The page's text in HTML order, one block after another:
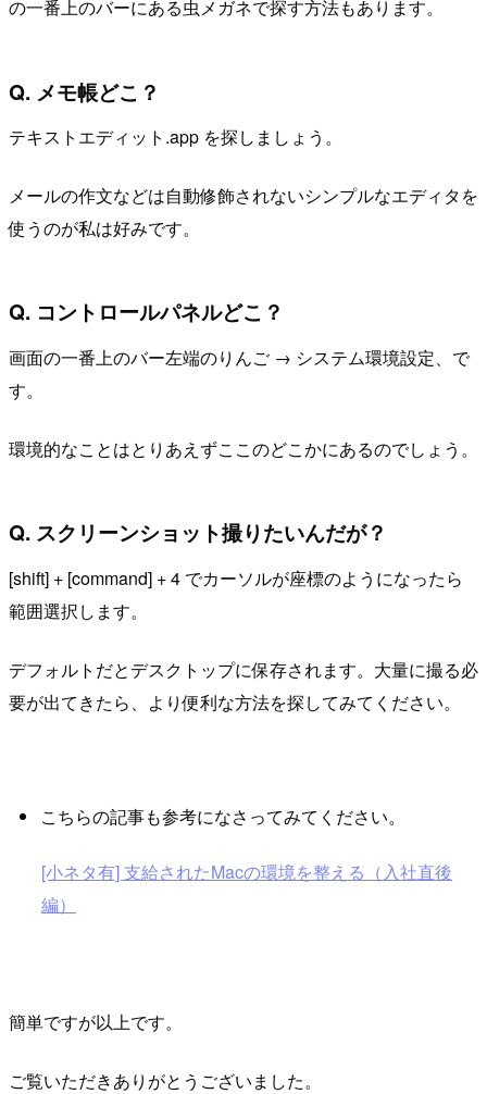
の一番上のバーにある虫メガネで探す方法もあります。
Q. メモ帳どこ？
テキストエディット.app を探しましょう。
メールの作文などは自動修飾されないシンプルなエディタを
使うのが私は好みです。
Q. コントロールパネルどこ？
画面の一番上のバー左端のりんご → システム環境設定、で
す。
環境的なことはとりあえずここのどこかにあるのでしょう。
Q. スクリーンショット撮りたいんだが？
[shift] + [command] + 4 でカーソルが座標のようになったら
範囲選択します。
デフォルトだとデスクトップに保存されます。大量に撮る必
要が出てきたら、より便利な方法を探してみてください。
こちらの記事も参考になさってみてください。
[小ネタ有] 支給されたMacの環境を整える（入社直後
編）
簡単ですが以上です。
ご覧いただきありがとうございました。